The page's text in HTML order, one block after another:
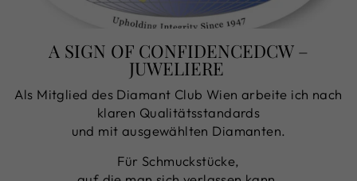
A SIGN OF CONFIDENCEDCW –
JUWELIERE
Als Mitglied des Diamant Club Wien arbeite ich nach
klaren Qualitätsstandards
und mit ausgewählten Diamanten.
Für Schmuckstücke,